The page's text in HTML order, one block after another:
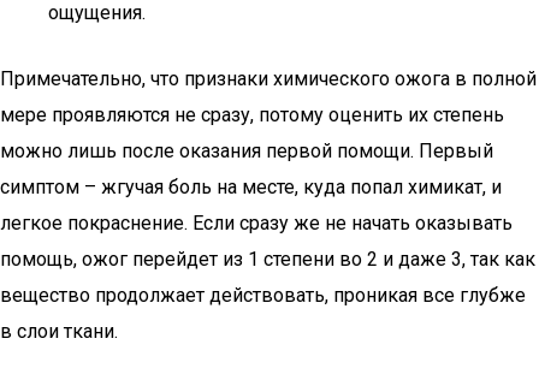
ощущения.
Примечательно, что признаки химического ожога в полной
мере проявляются не сразу, потому оценить их степень
можно лишь после оказания первой помощи. Первый
симптом – жгучая боль на месте, куда попал химикат, и
легкое покраснение. Если сразу же не начать оказывать
помощь, ожог перейдет из 1 степени во 2 и даже 3, так как
вещество продолжает действовать, проникая все глубже
в слои ткани.